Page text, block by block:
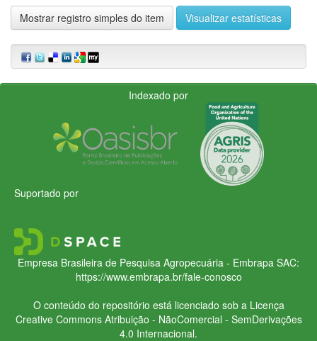
Mostrar registro simples do item Visualizar estatísticas
Indexado por
Suportado por
Empresa Brasileira de Pesquisa Agropecuária - Embrapa SAC:
https://www.embrapa.br/fale-conosco
O conteúdo do repositório está licenciado sob a Licença
Creative CommonsAtribuição - NãoComercial - SemDerivações
4.0 Internacional.